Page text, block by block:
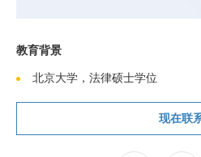
教育背景
北京大学，法律硕士学位
现在联